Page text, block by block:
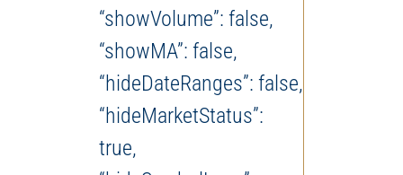
“showVolume”: false,
“showMA”: false,
“hideDateRanges”: false,
“hideMarketStatus”:
true,